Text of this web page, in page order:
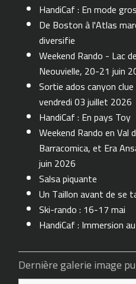
HandiCaf : En mode
De Boston à l'Atlas
diversifie
Weekend Rando - Lac
Neouvielle, 20-21 juin
Sortie ados canyon
vendredi 03 juillet 2026
HandiCaf : En pays Toy
Weekend Rando en Val
Barracomica, et Era
juin 2026
Salsa piquante
Un Taillon avant de se
Ski-rando : 16-17 mai
HandiCaf : Immersion
Dernière galerie image